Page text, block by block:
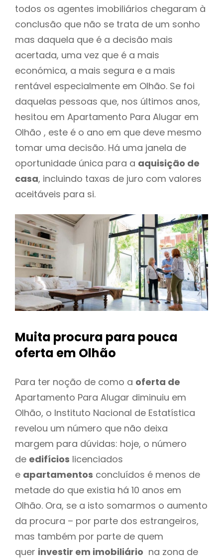
todos os agentes imobiliários chegaram à
conclusão que não se trata de um sonho
mas daquela que é a decisão mais
acertada, uma vez que é a mais
económica, a mais segura e a mais
rentável especialmente em Olhão. Se foi
daquelas pessoas que, nos últimos anos,
hesitou em Apartamento Para Alugar em
Olhão , este é o ano em que deve mesmo
tomar uma decisão. Há uma janela de
oportunidade única para a aquisição de
casa, incluindo taxas de juro com valores
aceitáveis para si.
Muita procura para pouca
oferta em Olhão
Para ter noção de como a oferta de
Apartamento Para Alugar diminuiu em
Olhão, o Instituto Nacional de Estatística
revelou um número que não deixa
margem para dúvidas: hoje, o número
de edifícios licenciados
e apartamentos concluídos é menos de
metade do que existia há 10 anos em
Olhão. Ora, se a isto somarmos o aumento
da procura – por parte dos estrangeiros,
mas também por parte de quem
quer investir em imobiliário na zona de